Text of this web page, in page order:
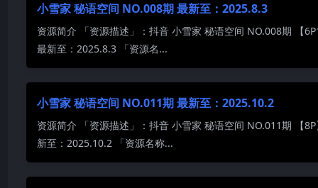
小雪家 秘语空间 NO.008期 最新至：2025.8.3
资源简介 「资源描述」：抖音 小雪家 秘语空间 NO.008期 【
最新至：2025.8.3 「资源名...
小雪家 秘语空间 NO.011期 最新至：2025.10.2
资源简介 「资源描述」：抖音 小雪家 秘语空间 NO.011期 【
新至：2025.10.2 「资源名称...